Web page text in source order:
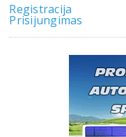
Registracija
Prisijungimas